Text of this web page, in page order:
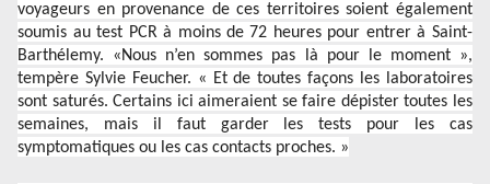
voyageurs en provenance de ces territoires soient également
soumis au test PCR à moins de 72 heures pour entrer à Saint-
Barthélemy. «Nous n’en sommes pas là pour le moment »,
tempère Sylvie Feucher. « Et de toutes façons les laboratoires
sont saturés. Certains ici aimeraient se faire dépister toutes les
semaines, mais il faut garder les tests pour les cas
symptomatiques ou les cas contacts proches. »